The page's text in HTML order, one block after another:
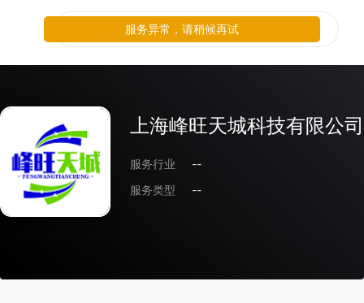
上海峰旺天城科技有限公司
服务行业
--
服务类型
--
服务异常，请稍候再试